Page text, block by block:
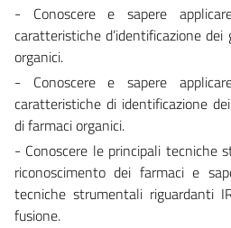
- Conoscere e sapere
caratteristiche d’identificazione
organici.
- Conoscere e sapere
caratteristiche di identificazione
di farmaci organici.
- Conoscere le principali tecniche
riconoscimento dei farmaci e
tecniche strumentali riguardanti
fusione.